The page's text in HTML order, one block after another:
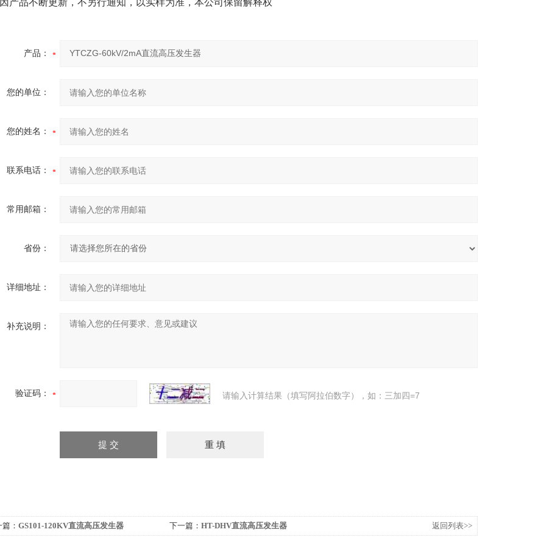
产品不断更新，不另行通知，以实样为准，本公司保留解释权
产品：
您的单位：
您的姓名：
联系电话：
常用邮箱：
省份：
详细地址：
补充说明：
验证码： 请输入计算结果（填写阿拉伯数字），如：三加四=7
： GS101-120KV直流高压发生器 下一篇： HT-DHV直流高压发生器 返回列表>>